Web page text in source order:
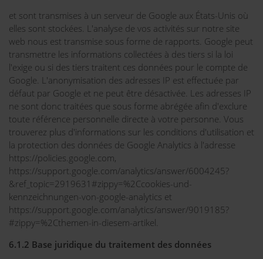
et sont transmises à un serveur de Google aux États-Unis où
elles sont stockées. L'analyse de vos activités sur notre site
web nous est transmise sous forme de rapports. Google peut
transmettre les informations collectées à des tiers si la loi
l'exige ou si des tiers traitent ces données pour le compte de
Google. L'anonymisation des adresses IP est effectuée par
défaut par Google et ne peut être désactivée. Les adresses IP
ne sont donc traitées que sous forme abrégée afin d'exclure
toute référence personnelle directe à votre personne. Vous
trouverez plus d'informations sur les conditions d'utilisation et
la protection des données de Google Analytics à l'adresse
https://policies.google.com,
https://support.google.com/analytics/answer/6004245?
&ref_topic=2919631#zippy=%2Ccookies-und-
kennzeichnungen-von-google-analytics et
https://support.google.com/analytics/answer/9019185?
#zippy=%2Cthemen-in-diesem-artikel.
6.1.2 Base juridique du traitement des données